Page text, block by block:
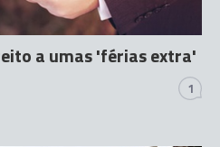
a umas 'férias extra'
1